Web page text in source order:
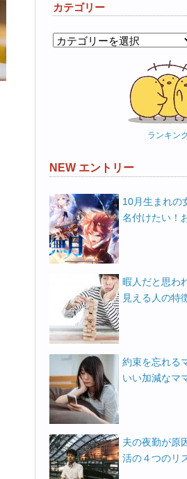
カテゴリー
カ
ランキン
NEW エントリー
10月生まれの
名付けたい！
暇人だと思わ
見える人の特
約束を忘れる
いい加減なマ
夫の夜勤が原
活の４つのリ